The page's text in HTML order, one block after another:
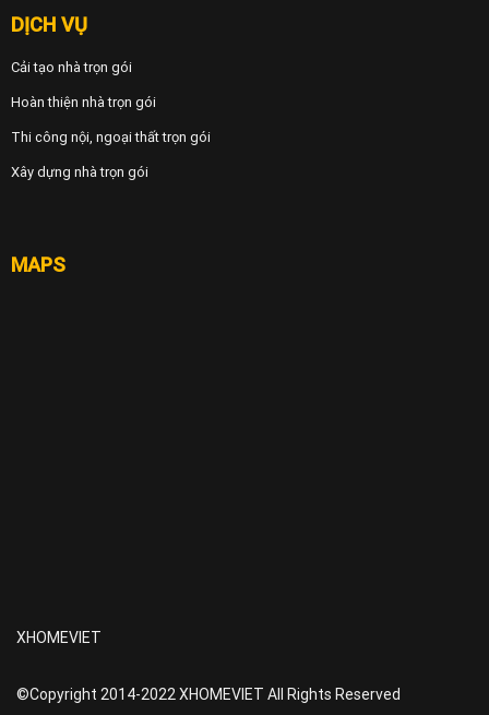
DỊCH VỤ
Cải tạo nhà trọn gói
Hoàn thiện nhà trọn gói
Thi công nội, ngoại thất trọn gói
Xây dựng nhà trọn gói
MAPS
XHOMEVIET
©Copyright 2014-2022 XHOMEVIET All Rights Reserved